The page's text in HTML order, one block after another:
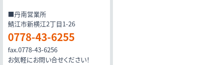
■丹南営業所
鯖江市新横江2丁目1-26
0778-43-6255
fax.0778-43-6256
お気軽にお問い合せください！